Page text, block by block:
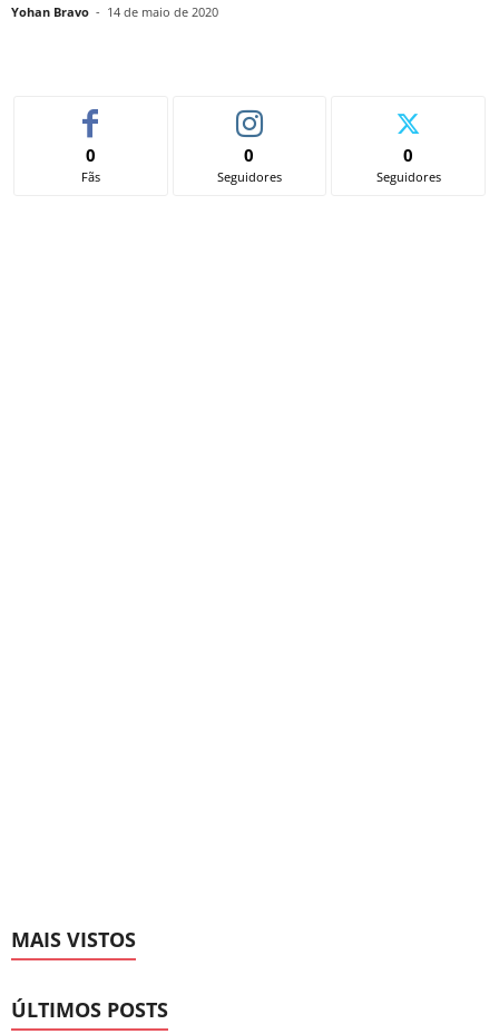
Yohan Bravo - 14 de maio de 2020
0
Fãs
0
Seguidores
0
Seguidores
MAIS VISTOS
ÚLTIMOS POSTS